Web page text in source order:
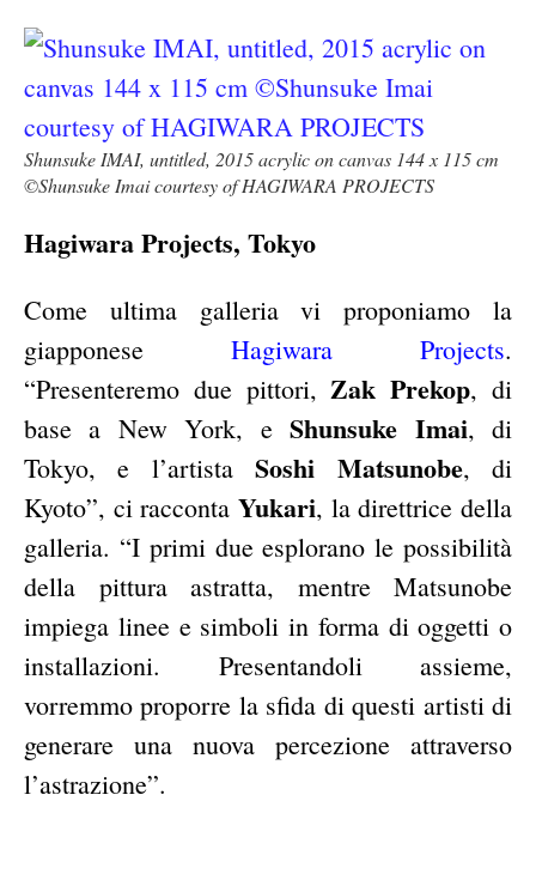
Shunsuke IMAI, untitled, 2015 acrylic on canvas 144 x 115 cm
©Shunsuke Imai courtesy of HAGIWARA PROJECTS
Hagiwara Projects, Tokyo
Come ultima galleria vi proponiamo la
giapponese Hagiwara Projects.
“Presenteremo due pittori, Zak Prekop, di
base a New York, eShunsuke Imai, di
Tokyo, e l’artistaSoshi Matsunobe, di
Kyoto”, ci racconta Yukari, la direttrice della
galleria. “I primi due esplorano le possibilità
della pittura astratta, mentre Matsunobe
impiega linee e simboli in forma di oggetti o
installazioni. Presentandoli assieme,
vorremmo proporre la sfida di questi artisti di
generare una nuova percezione attraverso
l’astrazione”.